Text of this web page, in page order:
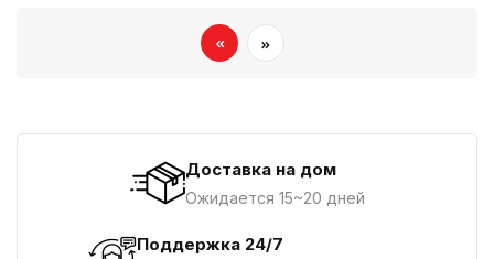
« »
Доставка на дом
Ожидается 15~20 дней
Поддержка 24/7